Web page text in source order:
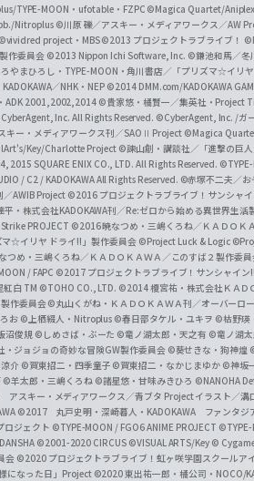
f
f
i
c
i
a
l
C
h
a
n
n
e
l
TYPE-MOON・ufotable・FZPC ©Magica Quartet/
Nitroplus ©川原 礫／アスキー・メディアワークス／AW
©vividred project・MBS ©2013 プロジェクトラブライブ！
作委員会 ©2013 Nippon Ichi Software, Inc. ©鎌池和馬／冬
やまひろし・TYPE-MOON・角川書店／「プリズマ☆イリ
／NHK・NEP ©2014 DMM.com/KADOKAWA
ADK 2001,2002,2014 ©貴家悠・橘賢一／集英社・Project
Inc. All Rights Reserved. ©CyberAgent, Inc. /ガ
ー・メディアワークス刊／SAOⅡ Project ©Magica
Key/Charlotte Project ©諫山創・講談社／「進撃の巨
2015 SQUARE ENIX CO., LTD. All Rights Reserved.
/ C2 / KADOKAWA All Rights Reserved. ©赤塚不二夫／お
AWIB Project ©2016 プロジェクトラブライブ！サンシャ
・株式会社KADOKAWA刊／Re:ゼロから始める異世界生活
PROJECT ©2016 暁なつめ・三嶋くろね／ＫＡＤＯＫ
マ☆イリヤ ドライ!!」製作委員会 ©Project Luck & Logic
つめ・三嶋くろね／ＫＡＤＯＫＡＷＡ／このすば２製作委
/ FAPC ©2017 プロジェクトラブライブ！サンシャイン!!
紅白 TM ©TOHO CO., LTD. ©2014 榎宮祐・株式会社ＫＡＤ
作委員会©丸山くがね・ＫＡＤＯＫＡＷＡ刊／オーバーロ
お ©上栖綴人・Nitroplus ©春日部タケル・ユキヲ ©枯野瑛
沼俊規 ©しめさば・ぶーた ©竜ノ湖太郎・天之有 ©竜ノ湖
・ジョジョの奇妙な冒険GW製作委員会 ©葵せきな・狗神煌
介 ©賀東招二・四季童子 ©賀東招二・なかじまゆか ©神坂
©羊太郎・三嶋くろね ©諸星悠・甘味みきひろ ©NANOHA
スキー・メディアワークス／青ブタ Project イラスト／溝
©2017 丸戸史明・深崎暮人・KADOKAWA ファンタジ
ロジェクト ©TYPE-MOON / FGO6 ANIME PROJECT ©TYPE-
©2001-2020 CIRCUS ©VISUAL ARTS/Key ©
会 ©2020 プロジェクトラブライブ！虹ヶ咲学園スクールア
になった日」Project ©2020 東出祐一郎・橘公司・NOCO/